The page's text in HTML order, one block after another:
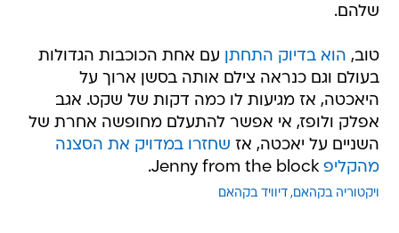
שלהם.
טוב, הוא בדיוק התחתן עם אחת הכוכבות הגדולות
בעולם וגם כנראה צילם אותה בסשן ארוך על
היאכטה, אז מגיעות לו כמה דקות של שקט. אגב
אפלק ולופז, אי אפשר להתעלם מחופשה אחרת של
השניים על יאכטה, אז שחזרו במדויק את הסצנה
מהקליפ Jenny from the block.
ויקטוריה בקהאם דיוויד בקהאם